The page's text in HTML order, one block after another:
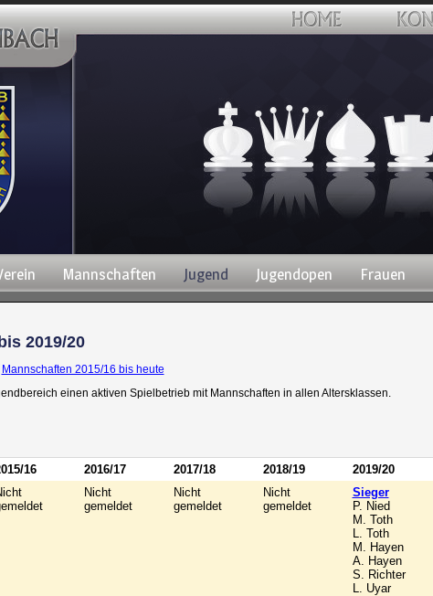
Mannschaften Jugend Jugendopen Frauen
2019/20
Mannschaften 2015/16 bis heute
einen aktiven Spielbetrieb mit Mannschaften in allen Altersklassen.
16 2016/17 2017/18 2018/19
2019/20
Nicht
gemeldet
Nicht
gemeldet
Nicht
gemeldet
Sieger
P. Nied
M. Toth
L. Toth
M. Hayen
A. Hayen
S. Richter
L. Uyar